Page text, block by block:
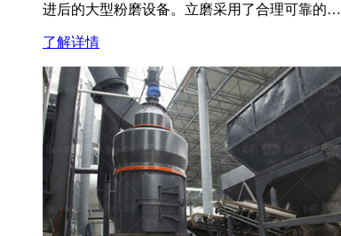
进后的大型粉磨设备。立磨采用了合理可靠的…
了解详情